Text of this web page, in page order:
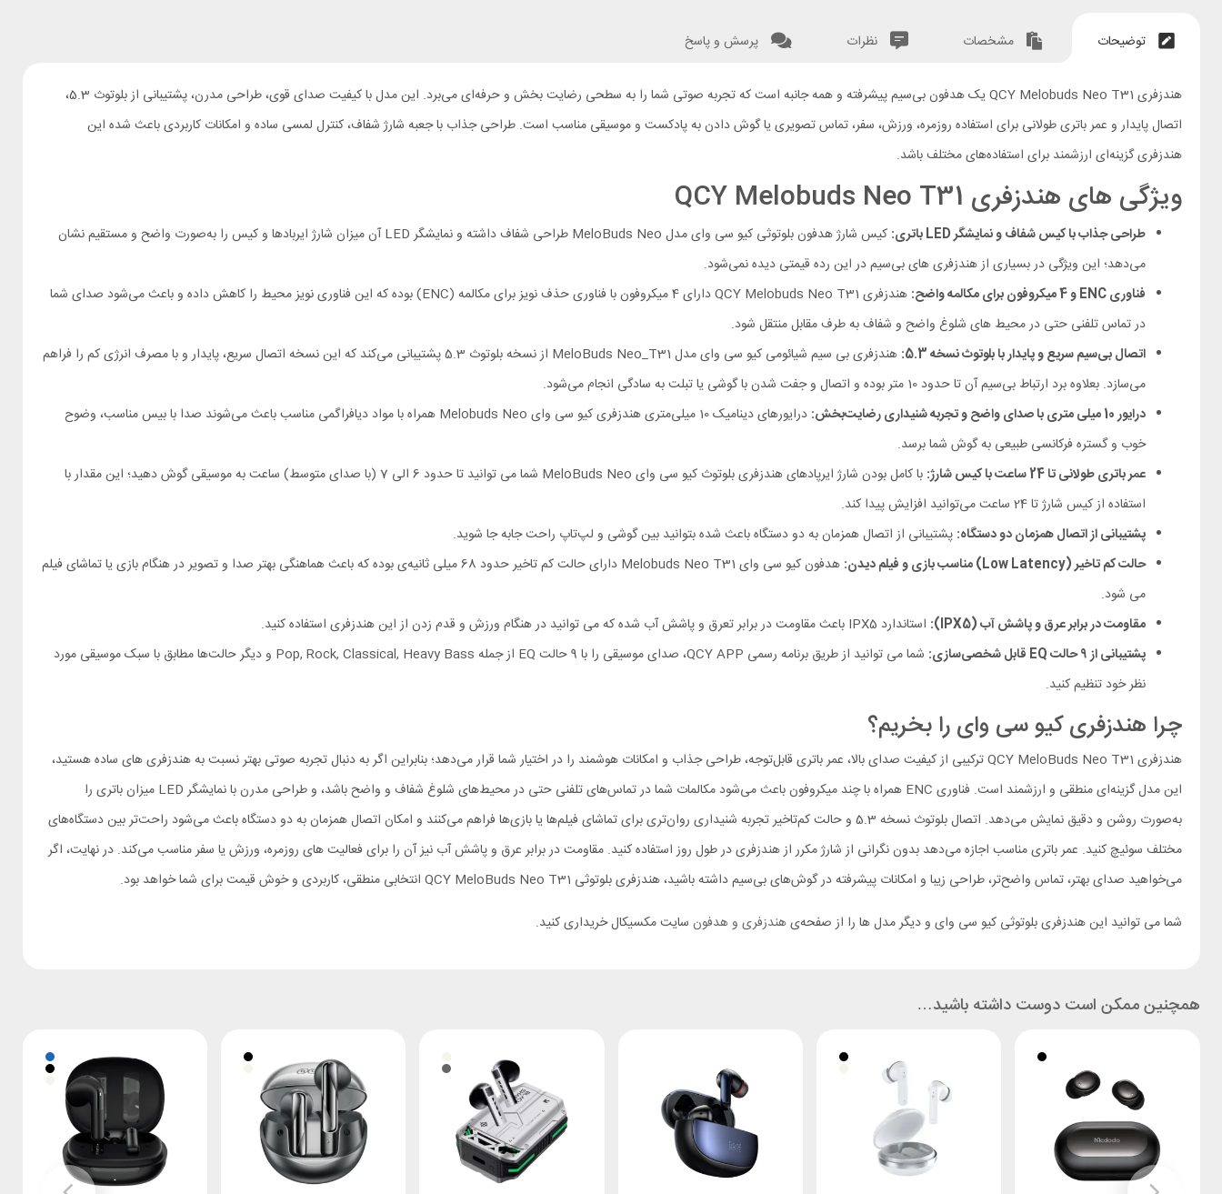
توضیحات مشخصات نظرات پرسش و پاسخ
هندزفری QCY Melobuds Neo T31 یک هدفون بی‌سیم پیشرفته و همه‌ جانبه است که تجربه صوتی شما را به سطحی رضایت‌ بخش و حرفه‌ای می‌برد. این مدل با کیفیت صدای قوی، طراحی مدرن، پشتیبانی از بلوتوث 5.3،
اتصال پایدار و عمر باتری طولانی برای استفاده‌ روزمره، ورزش، سفر، تماس‌ تصویری یا گوش‌ دادن به پادکست و موسیقی مناسب است. طراحی جذاب با جعبه شارژ شفاف، کنترل لمسی ساده و امکانات کاربردی باعث شده این
هندزفری گزینه‌ای ارزشمند برای استفاده‌های مختلف باشد.
ویژگی های هندزفری QCY Melobuds Neo T31
طراحی جذاب با کیس شفاف و نمایشگر LED باتری:
کیس شارژ هدفون بلوتوثی کیو سی وای مدل MeloBuds Neo طراحی شفاف داشته و نمایشگر LED آن میزان شارژ ایربادها و کیس را به‌صورت واضح و مستقیم نشان
می‌دهد؛ این ویژگی در بسیاری از هندزفری‌ های بی‌سیم در این رده قیمتی دیده نمی‌شود.
فناوری ENC و 4 میکروفون برای مکالمه‌ واضح:
هندزفری QCY Melobuds Neo T31 دارای 4 میکروفون با فناوری حذف نویز برای مکالمه (ENC) بوده که این فناوری نویز محیط را کاهش داده و باعث می‌شود صدای شما
در تماس‌ تلفنی حتی در محیط‌ های شلوغ واضح و شفاف به طرف مقابل منتقل شود.
اتصال بی‌سیم سریع و پایدار با بلوتوث نسخه 5.3:
هندزفری بی سیم شیائومی کیو سی وای مدل MeloBuds Neo_T31 از نسخه بلوتوث 5.3 پشتیبانی می‌کند که این نسخه اتصال سریع، پایدار و با مصرف انرژی کم را فراهم
می‌سازد. بعلاوه برد ارتباط بی‌سیم آن تا حدود 10 متر بوده و اتصال و جفت‌ شدن با گوشی یا تبلت به‌ سادگی انجام می‌شود.
درایور 10 میلی متری با صدای واضح و تجربه شنیداری رضایت‌بخش:
درایورهای دینامیک 10 میلی‌متری هندزفری کیو سی وای Melobuds Neo همراه با مواد دیافراگمی مناسب باعث می‌شوند صدا با بیس مناسب، وضوح
خوب و گستره فرکانسی طبیعی به گوش شما برسد.
عمر باتری طولانی تا 24 ساعت با کیس شارژ:
با کامل بودن شارژ ایرپادهای هندزفری بلوتوث کیو سی وای MeloBuds Neo شما می توانید تا حدود 6 الی 7 (با صدای متوسط) ساعت به موسیقی گوش دهید؛ این مقدار با
استفاده از کیس شارژ تا 24 ساعت می‌توانید افزایش پیدا کند.
پشتیبانی از اتصال همزمان دو دستگاه: پشتیبانی از اتصال همزمان به دو دستگاه باعث شده بتوانید بین گوشی و لپ‌تاپ راحت‌ جابه‌ جا شوید.
حالت کم‌ تاخیر (Low Latency) مناسب بازی و فیلم دیدن:
هدفون کیو سی وای Melobuds Neo T31 دارای حالت کم‌ تاخیر حدود 68 میلی ثانیه‌ی بوده که باعث هماهنگی بهتر صدا و تصویر در هنگام بازی‌ یا تماشای فیلم
می‌ شود.
مقاومت در برابر عرق و پاشش آب (IPX5):
استاندارد IPX5 باعث مقاومت در برابر تعرق و پاشش آب شده که می توانید در هنگام ورزش و قدم زدن از این هندزفری استفاده کنید.
پشتیبانی از ۹ حالت EQ قابل شخصی‌سازی:
شما می توانید از طریق برنامه رسمی QCY APP، صدای موسیقی را با 9 حالت EQ از جمله Pop, Rock, Classical, Heavy Bass و دیگر حالت‌ها مطابق با سبک موسیقی مورد
نظر خود تنظیم کنید.
چرا هندزفری کیو سی وای را بخریم؟
هندزفری QCY MeloBuds Neo T31 ترکیبی از کیفیت صدای بالا، عمر باتری قابل‌توجه، طراحی جذاب و امکانات هوشمند را در اختیار شما قرار می‌دهد؛ بنابراین اگر به دنبال تجربه‌ صوتی بهتر نسبت به هندزفری‌ های ساده هستید،
این مدل گزینه‌ای منطقی و ارزشمند است. فناوری ENC همراه با چند میکروفون باعث می‌شود مکالمات شما در تماس‌های تلفنی حتی در محیط‌های شلوغ شفاف و واضح باشد، و طراحی مدرن با نمایشگر LED میزان باتری را
به‌صورت روشن و دقیق نمایش می‌دهد. اتصال بلوتوث نسخه 5.3 و حالت کم‌تاخیر تجربه‌ شنیداری روان‌تری برای تماشای فیلم‌ها یا بازی‌ها فراهم می‌کنند و امکان اتصال همزمان به دو دستگاه باعث می‌شود راحت‌تر بین دستگاه‌های
مختلف سوئیچ کنید. عمر باتری مناسب اجازه می‌دهد بدون نگرانی از شارژ مکرر از هندزفری در طول روز استفاده کنید. مقاومت در برابر عرق و پاشش آب نیز آن را برای فعالیت‌ های روزمره، ورزش یا سفر مناسب می‌کند. در نهایت، اگر
می‌خواهید صدای بهتر، تماس واضح‌تر، طراحی زیبا و امکانات پیشرفته در گوش‌های بی‌سیم داشته باشید، هندزفری بلوتوثی QCY MeloBuds Neo T31 انتخابی منطقی، کاربردی و خوش‌ قیمت برای شما خواهد بود.
شما می توانید این هندزفری بلوتوثی کیو سی وای و دیگر مدل ها را از صفحه‌یهندزفری و هدفون سایت مکسیکال خریداری کنید.
همچنین ممکن است دوست داشته باشید…